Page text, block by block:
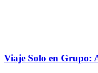
Viaje Solo en Grupo: